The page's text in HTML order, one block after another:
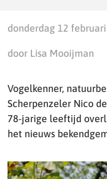
donderdag 12
door Lisa Mooijman
Vogelkenner,
Scherpenzeler Nico
78-jarige leeftijd
het nieuws